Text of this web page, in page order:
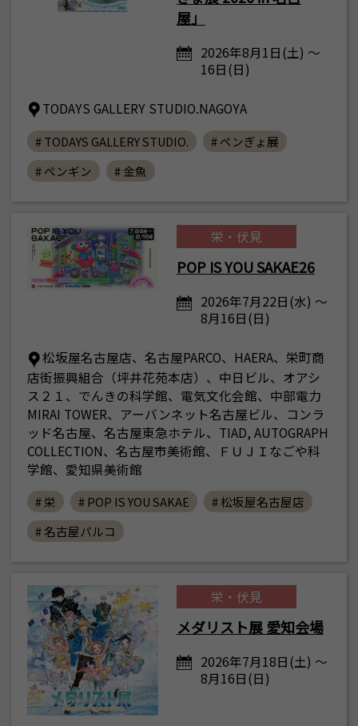
屋」
2026年8月1日(土) ～
16日(日)
TODAYS GALLERY STUDIO.NAGOYA
# TODAYS GALLERY STUDIO.
# ペンぎょ展
# ペンギン
# 金魚
栄・伏見
POP IS YOU SAKAE26
2026年7月22日(水) ～
8月16日(日)
松坂屋名古屋店、名古屋PARCO、HAERA、栄町商
店街振興組合（坪井花苑本店）、中日ビル、オアシ
ス２１、でんきの科学館、電気文化会館、中部電力
MIRAI TOWER、アーバンネット名古屋ビル、コンラ
ッド名古屋、名古屋東急ホテル、TIAD, AUTOGRAPH
COLLECTION、名古屋市美術館、ＦＵＪＩなごや科
学館、愛知県美術館
# 栄 # POP IS YOU SAKAE
# 松坂屋名古屋店
# 名古屋パルコ
栄・伏見
メダリスト展 愛知会場
2026年7月18日(土) ～
8月16日(日)